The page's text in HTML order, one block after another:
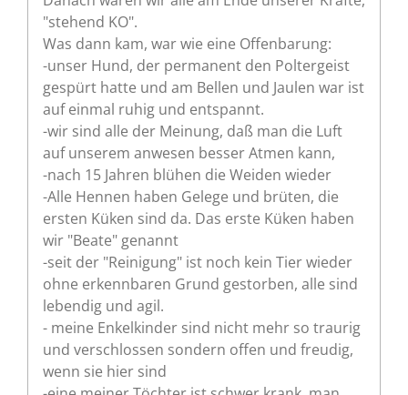
"stehend KO".
Was dann kam, war wie eine Offenbarung:
-unser Hund, der permanent den Poltergeist
gespürt hatte und am Bellen und Jaulen war ist
auf einmal ruhig und entspannt.
-wir sind alle der Meinung, daß man die Luft
auf unserem anwesen besser Atmen kann,
-nach 15 Jahren blühen die Weiden wieder
-Alle Hennen haben Gelege und brüten, die
ersten Küken sind da. Das erste Küken haben
wir "Beate" genannt
-seit der "Reinigung" ist noch kein Tier wieder
ohne erkennbaren Grund gestorben, alle sind
lebendig und agil.
- meine Enkelkinder sind nicht mehr so traurig
und verschlossen sondern offen und freudig,
wenn sie hier sind